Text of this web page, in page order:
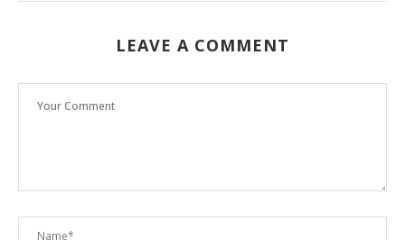
LEAVE A COMMENT